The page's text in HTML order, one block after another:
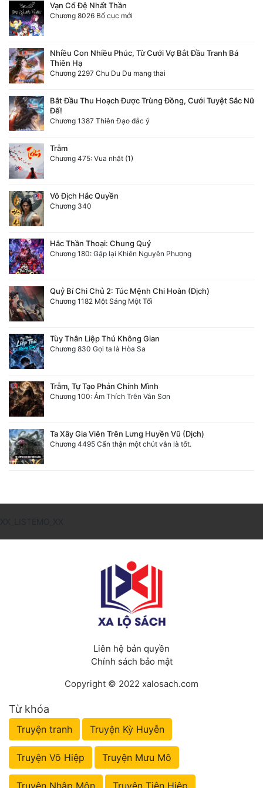
Vạn Cổ Đệ Nhất Thần
Chương 8026 Bố cục mới
Nhiều Con Nhiều Phúc, Từ Cưới Vợ Bắt Đầu Tranh Bá
Thiên Hạ
Chương 2297 Chu Du Du mang thai
Bắt Đầu Thu Hoạch Được Trùng Đồng, Cưới Tuyệt Sắc Nữ
Đế!
Chương 1387 Thiên Đạo đắc ý
Trẫm
Chương 475: Vua nhặt (1)
Vô Địch Hắc Quyền
Chương 340
Hắc Thần Thoại: Chung Quỷ
Chương 180: Gặp lại Khiên Nguyên Phượng
Quỷ Bí Chi Chủ 2: Túc Mệnh Chi Hoàn (Dịch)
Chương 1182 Một Sáng Một Tối
Tùy Thân Liệp Thú Không Gian
Chương 830 Gọi ta là Hòa Sa
Trẫm, Tự Tạo Phản Chính Mình
Chương 100: Ám Thích Trên Vân Sơn
Ta Xây Gia Viên Trên Lưng Huyền Vũ (Dịch)
Chương 4495 Cẩn thận một chút vẫn là tốt.
Liên hệ bản quyền
Chính sách bảo mật
Copyright © 2022 xalosach.com
Từ khóa
Truyện tranh Truyện Kỳ Huyễn
Truyện Võ Hiệp Truyện Mưu Mô